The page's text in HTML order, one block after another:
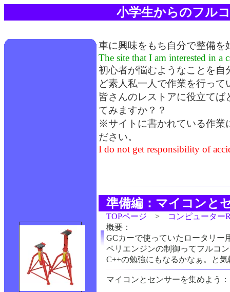
小学生からのフル
車に興味をもち自分で整備
The site that I am interested in a
初心者が悩むようなことを
ど素人私一人で作業を行っ
皆さんのレストアに役立て
てみますか？？
※サイトに書かれている作業
ださい。
I do not get responsibility of
準備編：マイコンと
TOPページ >
コンピューター
概要：
GCカーで使っていたロータリー
ペリエンジンの制御ってフルコ
C++の勉強にもなるかなぁ。と
マイコンとセンサーを集めよう：